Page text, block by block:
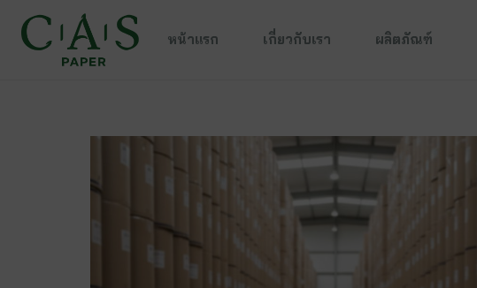
หน้าแรก เกี่ยวกับเรา ผลิตภัณฑ์